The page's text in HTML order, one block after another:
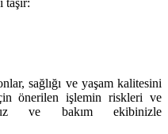
sağlığı ve yaşam kalitesini
önerilen işlemin riskleri ve
ve bakım ekibinizle